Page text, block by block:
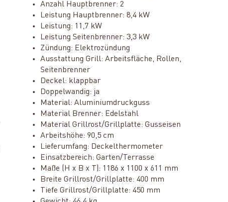
Anzahl Hauptbrenner: 2
Leistung Hauptbrenner: 8,4 kW
Leistung: 11,7 kW
Leistung Seitenbrenner: 3,3 kW
Zündung: Elektrozündung
Ausstattung Grill: Arbeitsfläche, Rollen,
Seitenbrenner
Deckel: klappbar
Doppelwandig: ja
Material: Aluminiumdruckguss
Material Brenner: Edelstahl
Material Grillrost/Grillplatte: Gusseisen
Arbeitshöhe: 90,5 cm
Lieferumfang: Deckelthermometer
Einsatzbereich: Garten/Terrasse
Maße (H x B x T): 1186 x 1100 x 611 mm
Breite Grillrost/Grillplatte: 400 mm
Tiefe Grillrost/Grillplatte: 450 mm